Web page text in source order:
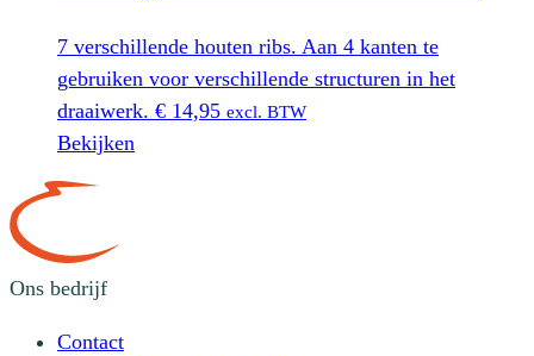
7 verschillende houten ribs. Aan 4 kanten te
gebruiken voor verschillende structuren in het
draaiwerk. € 14,95 excl. BTW
Bekijken
Ons bedrijf
Contact